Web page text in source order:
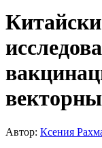
Автор: Ксения